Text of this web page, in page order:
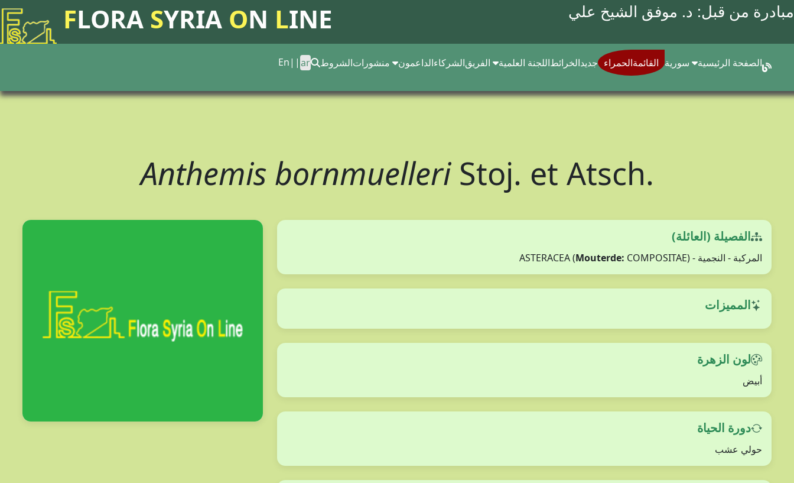
FLORA SYRIA ON LINE مبادرة من قبل: د. موفق الشيخ علي
الصفحة الرئيسية القائمةالحمراء جديدالخرائطاللجنة العلمية الشركاءالداعمون الشروط En|| ar
Anthemis bornmuelleri Stoj. et Atsch.
الفصيلة (العائلة)
المركبة - النجمية - ASTERACEA ( Mouterde: COMPOSITAE)
المميزات
لون الزهرة
أبيض
دورة الحياة
حولي عشب